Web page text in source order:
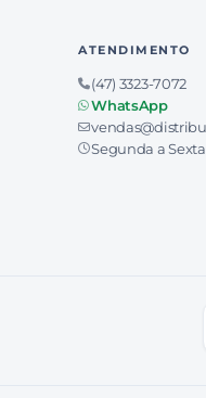
ATENDIMENTO
(47) 3323-7072
WhatsApp
Segunda a